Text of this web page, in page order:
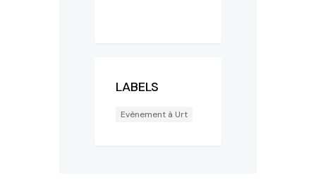
LABELS
Evènement à Urt